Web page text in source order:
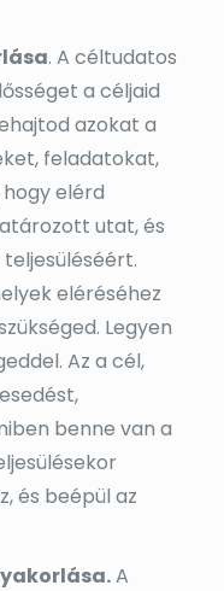
. A céltudatos
a céljaid
azokat a
feladatokat,
elérd
utat, és
eléréséhez
Legyen
Az a cél,
benne van a
és beépül az
A